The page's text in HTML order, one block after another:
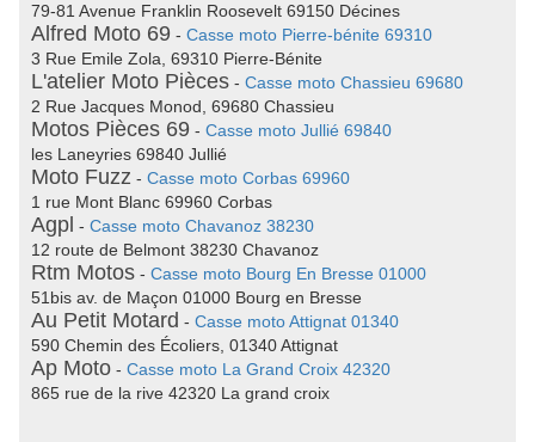
79-81 Avenue Franklin Roosevelt 69150 Décines
Alfred Moto 69 - Casse moto Pierre-bénite 69310
3 Rue Emile Zola, 69310 Pierre-Bénite
L'atelier Moto Pièces - Casse moto Chassieu 69680
2 Rue Jacques Monod, 69680 Chassieu
Motos Pièces 69 - Casse moto Jullié 69840
les Laneyries 69840 Jullié
Moto Fuzz - Casse moto Corbas 69960
1 rue Mont Blanc 69960 Corbas
Agpl - Casse moto Chavanoz 38230
12 route de Belmont 38230 Chavanoz
Rtm Motos - Casse moto Bourg En Bresse 01000
51bis av. de Maçon 01000 Bourg en Bresse
Au Petit Motard - Casse moto Attignat 01340
590 Chemin des Écoliers, 01340 Attignat
Ap Moto - Casse moto La Grand Croix 42320
865 rue de la rive 42320 La grand croix